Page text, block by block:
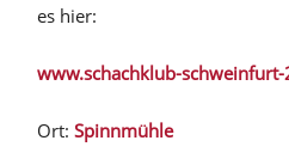
es hier:
www.schachklub-
Ort: Spinnmühle